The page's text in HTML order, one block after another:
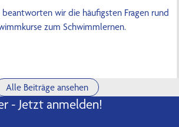
wir die häufigsten Fragen rund
zum Schwimmlernen.
Alle Beiträge ansehen
- Jetzt anmelden!